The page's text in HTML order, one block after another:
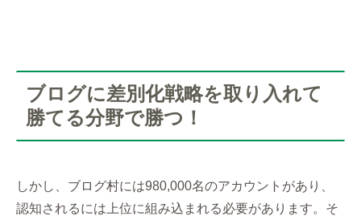
ブログに差別化戦略を取り入れて
勝てる分野で勝つ！
しかし、ブログ村には980,000名のアカウントがあり、
認知されるには上位に組み込まれる必要があります。そ